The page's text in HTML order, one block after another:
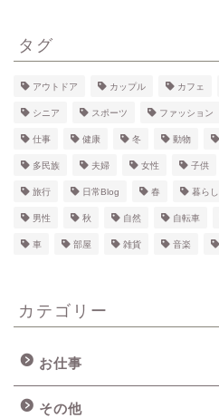
タグ
アウトドア カップル カフェ
シニア スポーツ ファッション
仕事 健康 冬 動物
多民族 夫婦 女性 子供
旅行 日常Blog 春 暮らし
男性 秋 自然 自転車
車 部屋 雑貨 音楽
カテゴリー
お仕事
その他